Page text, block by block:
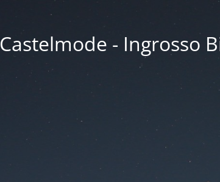
Castelmode - Ingrosso